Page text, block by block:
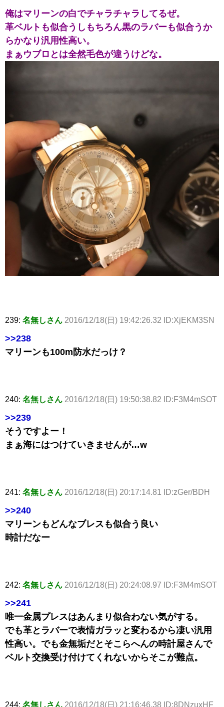
俺はマリーンの白でチャラチャラしてるぜ。
革ベルトも似合うしもちろん黒のラバーも似合うか
らかなり汎用性高い。
まぁウブロとは全然毛色が違うけどな。
239: 名無しさん 2016/12/18(日) 19:42:26.32 ID:XjEKM3SN
>>238
マリーンも100m防水だっけ？
240: 名無しさん 2016/12/18(日) 19:50:38.82 ID:F3M4mSOT
>>239
そうですよー！
まぁ海にはつけていきませんが…w
241: 名無しさん 2016/12/18(日) 20:17:14.81 ID:zGer/BDH
>>240
マリーンもどんなブレスも似合う良い
時計だなー
242: 名無しさん 2016/12/18(日) 20:24:08.97 ID:F3M4mSOT
>>241
唯一金属プレスはあんまり似合わない気がする。
でも革とラバーで表情ガラッと変わるから凄い汎用
性高い。でも金無垢だとそこらへんの時計屋さんで
ベルト交換受け付けてくれないからそこが難点。
244: 名無しさん 2016/12/18(日) 21:16:46.38 ID:8DNzuxHF